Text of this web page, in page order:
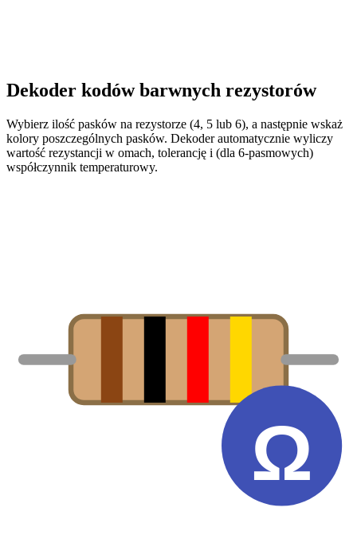
Dekoder kodów barwnych rezystorów
Wybierz ilość pasków na rezystorze (4, 5 lub 6), a następnie wskaż
kolory poszczególnych pasków. Dekoder automatycznie wyliczy
wartość rezystancji w omach, tolerancję i (dla 6-pasmowych)
współczynnik temperaturowy.
Ω